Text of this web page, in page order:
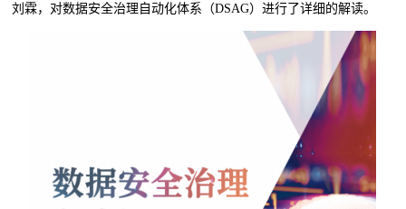
刘霖，对数据安全治理自动化体系（DSAG）进行了详细的解读。